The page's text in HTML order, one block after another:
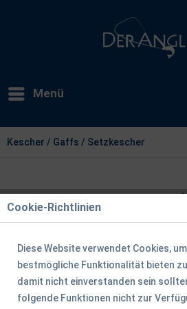
Menü
Kescher / Gaffs / Setzkescher
Cookie-Richtlinien
Diese Website verwendet Cookies,
bestmögliche Funktionalität bieten zu
damit nicht einverstanden sein
folgende Funktionen nicht zur